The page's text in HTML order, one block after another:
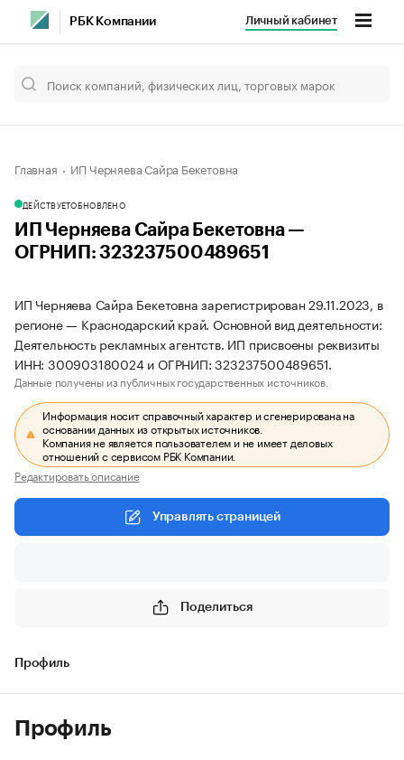
РБК Компании Личный кабинет
Главная ИП Черняева Сайра Бекетовна
ДЕЙСТВУЕТОБНОВЛЕНО
ИП Черняева Сайра Бекетовна —
ОГРНИП: 323237500489651
ИП Черняева Сайра Бекетовна зарегистрирован 29.11.2023, в
регионе — Краснодарский край. Основной вид деятельности:
Деятельность рекламных агентств. ИП присвоены реквизиты
ИНН: 300903180024 и ОГРНИП: 323237500489651.
Данные получены из публичных государственных источников.
Информация носит справочный характер и сгенерирована на
основании данных из открытых источников.
Компания не является пользователем и не имеет деловых
отношений с сервисом РБК Компании.
Редактировать описание
Управлять страницей
Поделиться
Профиль
Профиль